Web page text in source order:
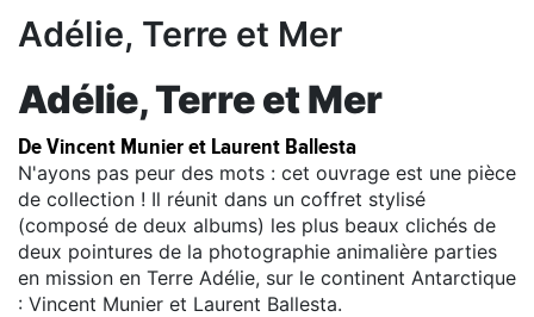
Adélie, Terre et Mer
Adélie, Terre et Mer
De Vincent Munier et Laurent Ballesta
N'ayons pas peur des mots : cet ouvrage est une pièce
de collection ! Il réunit dans un coffret stylisé
(composé de deux albums) les plus beaux clichés de
deux pointures de la photographie animalière parties
en mission en Terre Adélie, sur le continent Antarctique
: Vincent Munier et Laurent Ballesta.